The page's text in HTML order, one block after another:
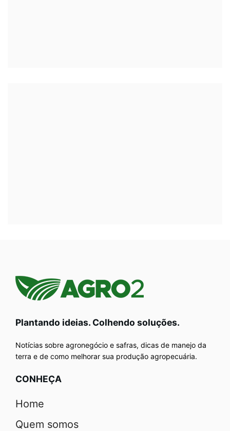
Plantando ideias. Colhendo soluções.
Notícias sobre agronegócio e safras, dicas de manejo da
terra e de como melhorar sua produção agropecuária.
CONHEÇA
Home
Quem somos